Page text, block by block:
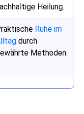
Heilung.
Ruhe im
durch
Methoden.